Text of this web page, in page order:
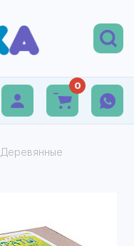
0
Деревянные